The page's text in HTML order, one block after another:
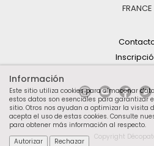
FRANCE
Copyright
Información
Este sitio utiliza cookies para almacenar
estos datos son esenciales para garantizar
sitio. Otros nos ayudan a optimizar la visita
acepta el uso de estas cookies. Consulte
para obtener más información al respecto.
Autorizar
Rechazar